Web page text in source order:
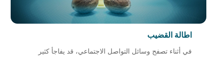
اطالة القضيب
في أثناء تصفح وسائل التواصل الاجتماعي، قد يفاجأ كثير